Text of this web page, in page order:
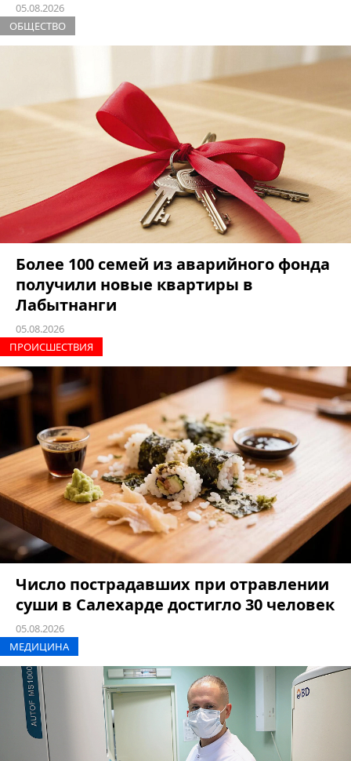
05.08.2026
ОБЩЕСТВО
Более 100 семей из аварийного фонда
получили новые квартиры в
Лабытнанги
05.08.2026
ПРОИCШЕСТВИЯ
Число пострадавших при отравлении
суши в Салехарде достигло 30 человек
05.08.2026
МЕДИЦИНА